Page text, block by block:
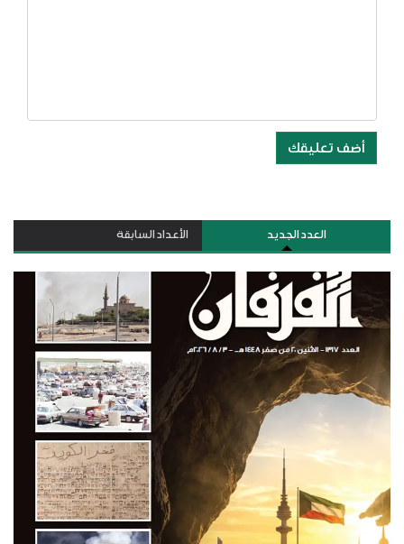
أضف تعليقك
العدد الجديد الأعداد السابقة